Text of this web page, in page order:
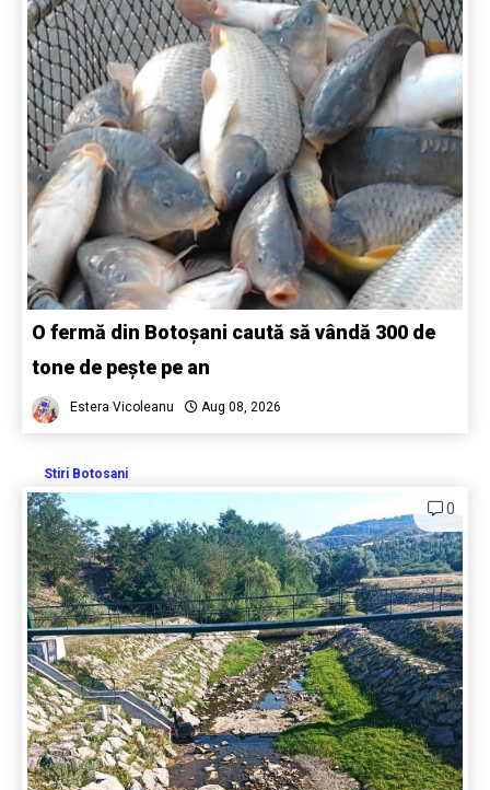
O fermă din Botoșani caută să vândă 300 de
tone de pește pe an
Estera Vicoleanu Aug 08, 2026
Stiri Botosani
0